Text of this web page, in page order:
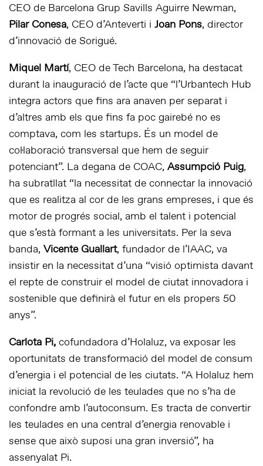
CEO de Barcelona Grup Savills Aguirre Newman,
Pilar Conesa, CEO d’Anteverti i Joan Pons, director
d’innovació de Sorigué.
Miquel Martí, CEO de Tech Barcelona, ​​ha destacat
durant la inauguració de l’acte que “l’Urbantech Hub
integra actors que fins ara anaven per separat i
d’altres amb els que fins fa poc gairebé no es
comptava, com les startups. És un model de
col·laboració transversal que hem de seguir
potenciant”. La degana de COAC, Assumpció Puig,
ha subratllat “la necessitat de connectar la innovació
que es realitza al cor de les grans empreses, i que és
motor de progrés social, amb el talent i potencial
que s’està formant a les universitats. Per la seva
banda, Vicente Guallart, fundador de l’IAAC, va
insistir en la necessitat d’una “visió optimista davant
el repte de construir el model de ciutat innovadora i
sostenible que definirà el futur en els propers 50
anys”.
Carlota Pi, cofundadora d’Holaluz, va exposar les
oportunitats de transformació del model de consum
d’energia i el potencial de les ciutats. “A Holaluz hem
iniciat la revolució de les teulades que no s’ha de
confondre amb l’autoconsum. Es tracta de convertir
les teulades en una central d’energia renovable i
sense que això suposi una gran inversió”, ha
assenyalat Pi.